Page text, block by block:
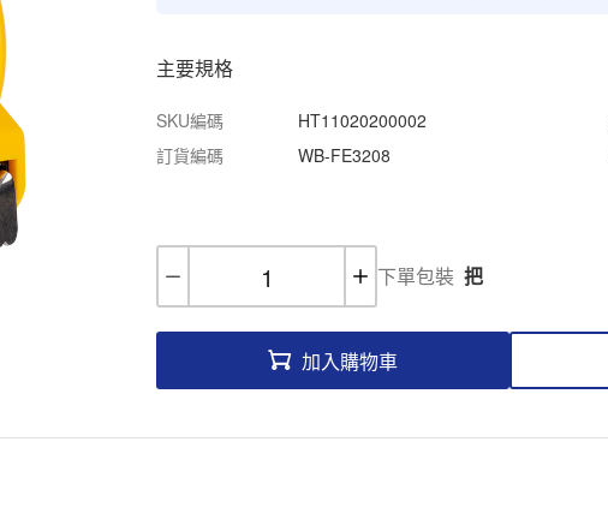
主要規格
SKU編碼 HT11020200002
訂貨編碼
WB-FE3208
下單包裝 把
加入購物車